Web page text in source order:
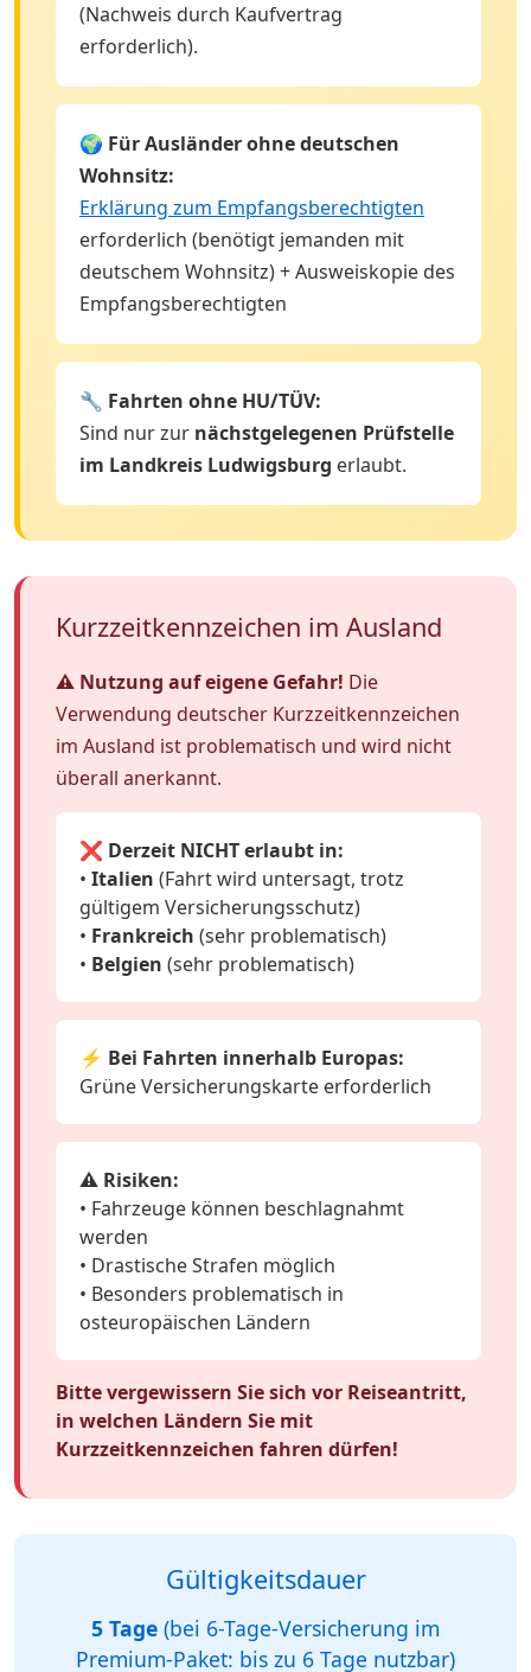
(Nachweis durch Kaufvertrag
erforderlich).
🌍 Für Ausländer ohne deutschen
Wohnsitz:
Erklärung zum Empfangsberechtigten
erforderlich (benötigt jemanden mit
deutschem Wohnsitz) + Ausweiskopie des
Empfangsberechtigten
🔧 Fahrten ohne HU/TÜV:
Sind nur zur nächstgelegenen Prüfstelle
im Landkreis Ludwigsburg erlaubt.
Kurzzeitkennzeichen im Ausland
⚠️ Nutzung auf eigene Gefahr! Die
Verwendung deutscher Kurzzeitkennzeichen
im Ausland ist problematisch und wird nicht
überall anerkannt.
❌ Derzeit NICHT erlaubt in:
• Italien (Fahrt wird untersagt, trotz
gültigem Versicherungsschutz)
• Frankreich (sehr problematisch)
• Belgien (sehr problematisch)
⚡ Bei Fahrten innerhalb Europas:
Grüne Versicherungskarte erforderlich
⚠️ Risiken:
• Fahrzeuge können beschlagnahmt
werden
• Drastische Strafen möglich
• Besonders problematisch in
osteuropäischen Ländern
Bitte vergewissern Sie sich vor Reiseantritt,
in welchen Ländern Sie mit
Kurzzeitkennzeichen fahren dürfen!
Gültigkeitsdauer
5 Tage (bei 6-Tage-Versicherung im
Premium-Paket: bis zu 6 Tage nutzbar)